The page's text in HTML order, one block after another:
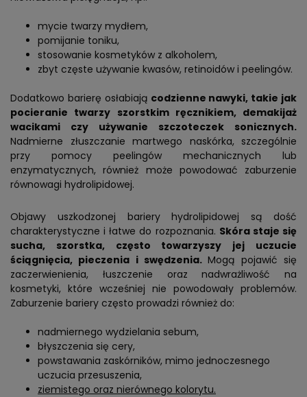
mycie twarzy mydłem,
pomijanie toniku,
stosowanie kosmetyków z alkoholem,
zbyt częste używanie kwasów, retinoidów i peelingów.
Dodatkowo barierę osłabiają codzienne nawyki, takie jak
pocieranie twarzy szorstkim ręcznikiem, demakijaż
wacikami czy używanie szczoteczek sonicznych.
Nadmierne złuszczanie martwego naskórka, szczególnie
przy pomocy peelingów mechanicznych lub
enzymatycznych, również może powodować zaburzenie
równowagi hydrolipidowej.
Objawy uszkodzonej bariery hydrolipidowej są dość
charakterystyczne i łatwe do rozpoznania. Skóra staje się
sucha, szorstka, często towarzyszy jej uczucie
ściągnięcia, pieczenia i swędzenia.Mogą pojawić się
zaczerwienienia, łuszczenie oraz nadwrażliwość na
kosmetyki, które wcześniej nie powodowały problemów.
Zaburzenie bariery często prowadzi również do:
nadmiernego wydzielania sebum,
błyszczenia się cery,
powstawania zaskórników, mimo jednoczesnego
uczucia przesuszenia,
ziemistego oraz nierównego kolorytu.